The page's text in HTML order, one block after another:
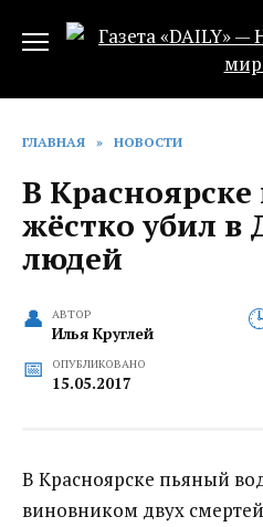
ГЛАВНАЯ » НОВОСТИ
В
жёстко убил в
людей
АВТОР
Илья Круглей
ОПУБЛИКОВАНО
15.05.2017
В Красноярске пьяный
виновником двух